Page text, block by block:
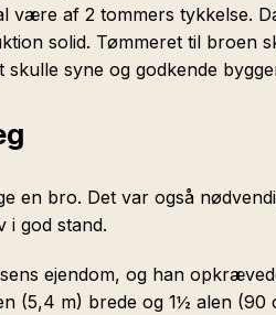
være af 2 tommers tykkelse.
solid. Tømmeret til broen
syne og godkende
en bro. Det var også
i god stand.
ejendom, og han
(5,4 m) brede og 1½ alen (90